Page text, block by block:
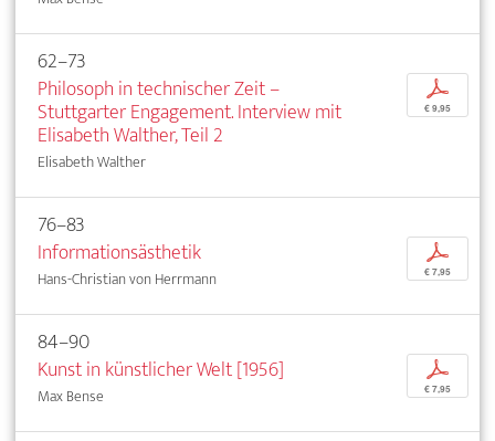
62–73
Philosoph in technischer Zeit –
Stuttgarter Engagement. Interview mit
Elisabeth Walther, Teil 2
Elisabeth Walther
p
€ 9,95
76–83
Informationsästhetik
Hans-Christian von Herrmann
p
€ 7,95
84–90
Kunst in künstlicher Welt [1956]
Max Bense
p
€ 7,95